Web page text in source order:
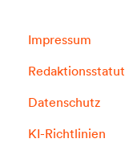
Impressum
Redaktionsstatut
Datenschutz
KI-Richtlinien